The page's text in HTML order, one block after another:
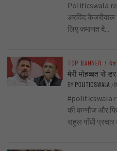
Politicswala
अरविंद
लिए जमानत दे...
TOP BANNER / देश
मेरी मोहब्बत से
BY POLITICSWALA /
#politicswala
की कन्नौज और
राहुल गाँधी